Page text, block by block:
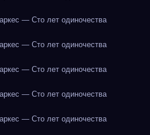
— Сто лет одиночества
— Сто лет одиночества
— Сто лет одиночества
— Сто лет одиночества
— Сто лет одиночества